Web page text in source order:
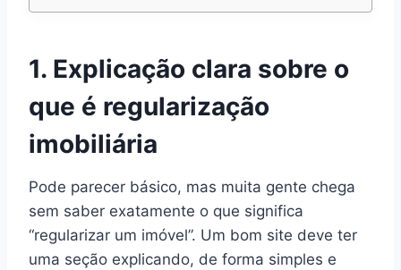
1. Explicação clara sobre o
que é regularização
imobiliária
Pode parecer básico, mas muita gente chega
sem saber exatamente o que significa
“regularizar um imóvel”. Um bom site deve ter
uma seção explicando, de forma simples e